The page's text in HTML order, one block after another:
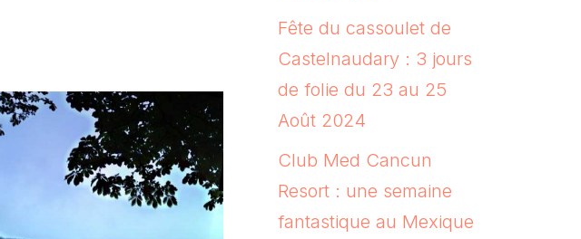
Fête du cassoulet de
Castelnaudary : 3 jours
de folie du 23 au 25
Août 2024
Club Med Cancun
Resort : une semaine
fantastique au Mexique